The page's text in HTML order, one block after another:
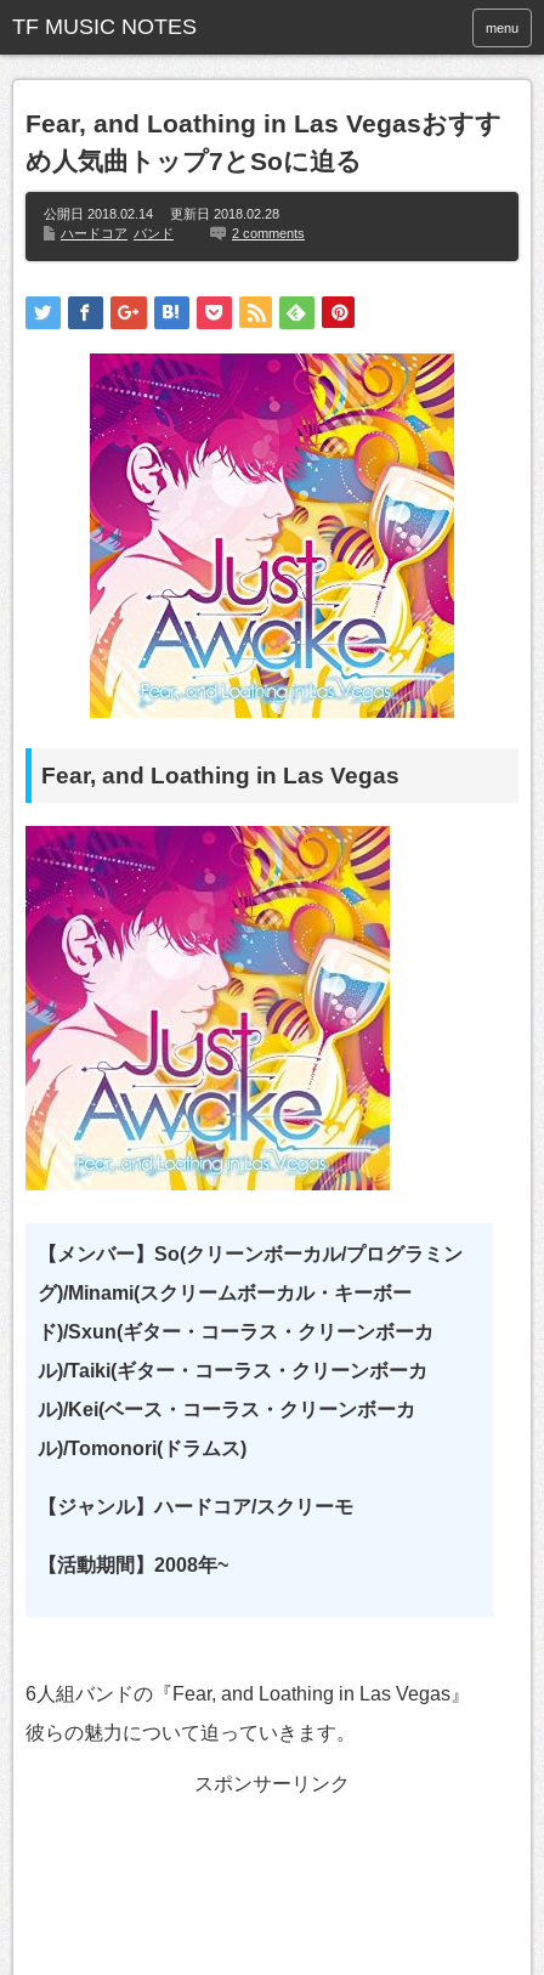
menu
Fear, and Loathing in Las Vegasおすす
め人気曲トップ7とSoに迫る
公開日 2018.02.14 更新日 2018.02.28
ハードコア バンド 2 comments
Fear, and Loathing in Las Vegas
【メンバー】So(クリーンボーカル/プログラミン
グ)/Minami(スクリームボーカル・キーボー
ド)/Sxun(ギター・コーラス・クリーンボーカ
ル)/Taiki(ギター・コーラス・クリーンボーカ
ル)/Kei(ベース・コーラス・クリーンボーカ
ル)/Tomonori(ドラムス)
【ジャンル】ハードコア/スクリーモ
【活動期間】2008年~
6人組バンドの『Fear, and Loathing in Las Vegas』
彼らの魅力について迫っていきます。
スポンサーリンク